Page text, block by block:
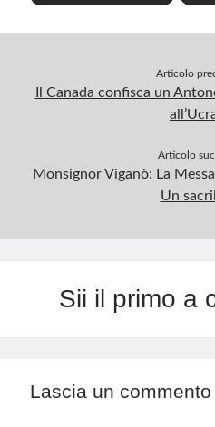
Articolo
Il Canada confisca un
Articolo
Monsignor Viganò: La
Un
Sii il primo a
Lascia un commento